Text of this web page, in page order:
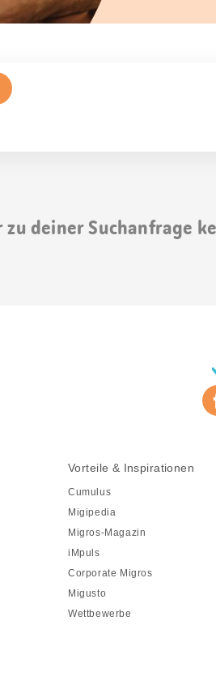
deiner Suchanfrage
Vorteile & Inspirationen
Cumulus
Migipedia
Migros-Magazin
iMpuls
Corporate Migros
Migusto
Wettbewerbe